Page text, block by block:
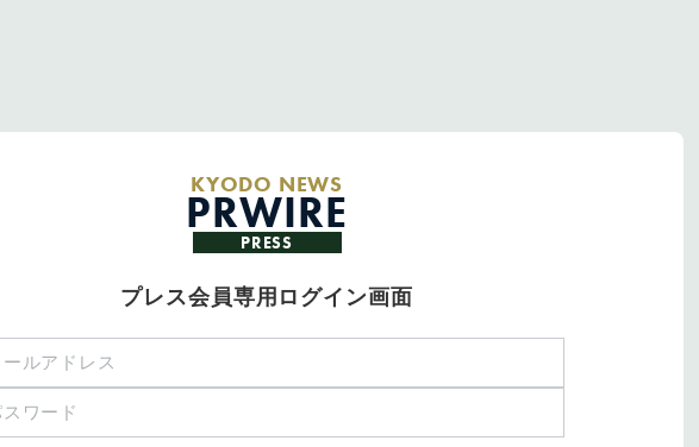
KYODO NEWS
PRWIRE
PRESS
プレス会員専用ログイン画面